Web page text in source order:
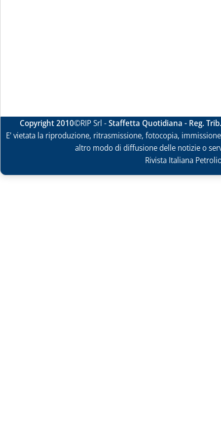
Copyright 2010©RIP Srl -Staffetta Quotidiana - Reg.
E' vietata la riproduzione, ritrasmissione, fotocopia,
altro modo di diffusione delle notizie o
Rivista Italiana